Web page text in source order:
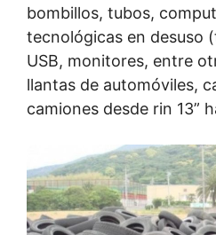
bombillos, tubos,
tecnológicas en desuso
USB, monitores, entre
llantas de automóviles,
camiones desde rin 13”